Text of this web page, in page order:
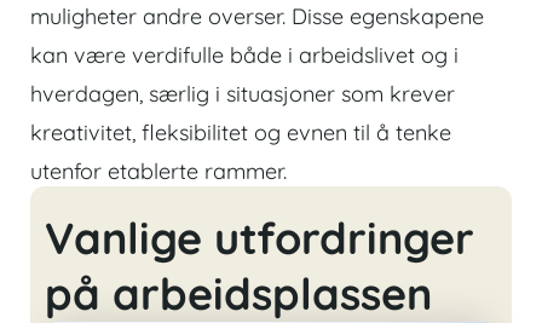
muligheter andre overser. Disse egenskapene
kan være verdifulle både i arbeidslivet og i
hverdagen, særlig i situasjoner som krever
kreativitet, fleksibilitet og evnen til å tenke
utenfor etablerte rammer.
Vanlige utfordringer
på arbeidsplassen